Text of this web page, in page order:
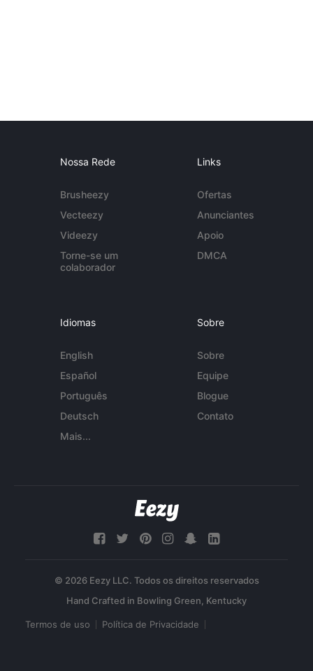
Nossa Rede
Brusheezy
Vecteezy
Videezy
Torne-se um
colaborador
Links
Ofertas
Anunciantes
Apoio
DMCA
Idiomas
English
Español
Português
Deutsch
Mais...
Sobre
Sobre
Equipe
Blogue
Contato
© 2026 Eezy LLC. Todos os direitos reservados
Termos de uso Política de Privacidade